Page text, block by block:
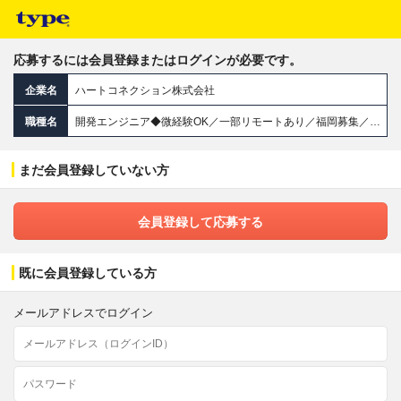
応募するには会員登録またはログインが必要です。
企業名 ハートコネクション株式会社
職種名 開発エンジニア◆微経験OK／一部リモートあり／福岡募集／残業月5H／20・30代活躍中／転勤なし／案件選択制
まだ会員登録していない方
会員登録して応募する
既に会員登録している方
メールアドレスでログイン